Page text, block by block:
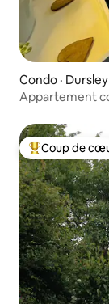
Condo · Dursley
Appartement
Coup de cœur
Coup de